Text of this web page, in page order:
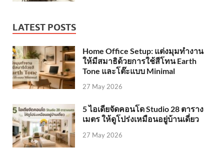
LATEST POSTS
Home Office Setup: แต่งมุมทำงาน
ให้มีสมาธิด้วยการใช้สีโทน Earth
Tone และโต๊ะแบบ Minimal
27 May 2026
5 ไอเดียจัดคอนโด Studio 28 ตาราง
เมตร ให้ดูโปร่งเหมือนอยู่บ้านเดี่ยว
27 May 2026